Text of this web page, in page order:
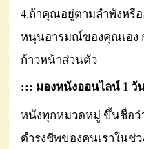
4.ถ้าคุณอยู่ตามลำพังหรื
หนุนอารมณ์ของคุณเอง
ก้าวหน้าส่วนตัว
::: มองหนังออนไลน์ 1 วั
หนังทุกหมวดหมู่ ขึ้นชื่อว่
ดำรงชีพของคนเราในช่